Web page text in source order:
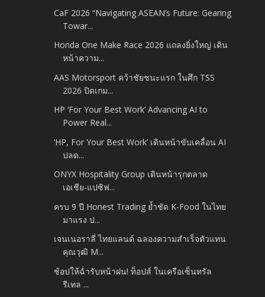
CaF 2026 “Navigating ASEAN’s Future: Gearing
Towar...
Honda One Make Race 2026 แถลงยิ่งใหญ่ เดิน
หน้าความ...
AAS Motorsport คว้าชัยชนะแรก ในศึก TSS
2026 ปิดเกม...
HP ‘For Your Best Work’ Advancing AI to
Power Real...
‘HP, For Your Best Work’ เดินหน้าขับเคลื่อน AI
ปลด...
ONYX Hospitality Group เดินหน้ารุกตลาด
เอเชีย-แปซิฟ...
ครบ 9 ปี Honest Trading ย้ำชัด K-Food ในไทย
มาแรง ป...
เจนเนอราลี่ ไทยแลนด์ ฉลองความสำเร็จตัวแทน
คุณวุฒิ M...
ช้อปให้ฉ่ำรับหน้าฝน! ท็อปส์ ในเครือเซ็นทรัล
รีเทล ...